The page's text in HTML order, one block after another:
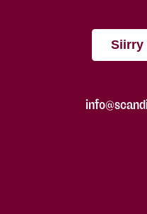
Siirry